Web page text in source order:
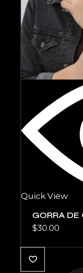
Quick View
GORRA DE
$30.00